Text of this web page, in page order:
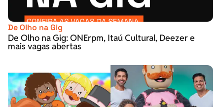
De Olho na Gig
De Olho na Gig: ONErpm, Itaú Cultural, Deezer e
mais vagas abertas